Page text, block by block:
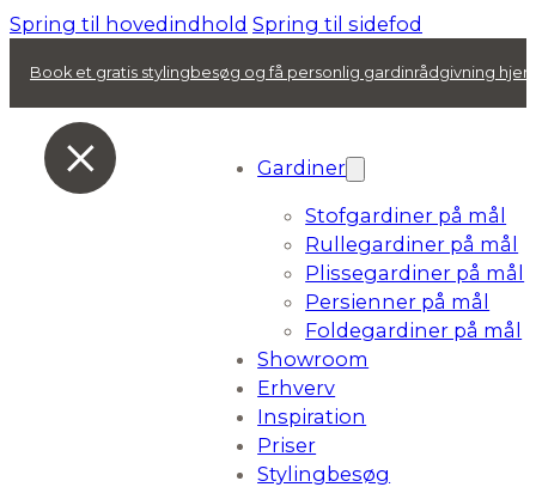
Spring til hovedindhold Spring til sidefod
Book et gratis stylingbesøg og få personlig gardinrådgivning
Gardiner
Stofgardiner på mål
Rullegardiner på mål
Plissegardiner på mål
Persienner på mål
Foldegardiner på mål
Showroom
Erhverv
Inspiration
Priser
Stylingbesøg